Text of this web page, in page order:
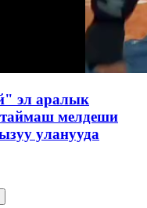
эл аралык
таймаш мелдеши
уланууда